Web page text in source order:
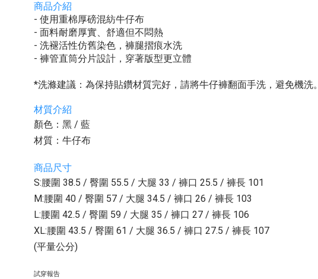
商品介紹
- 使用重棉厚磅混紡牛仔布
- 面料耐磨厚實、舒適但不悶熱
- 洗褪活性仿舊染色，褲腿摺痕水洗
- 褲管直筒分片設計，穿著版型更立體
*洗滌建議：為保持貼鑽材質完好，請將牛仔褲翻面手洗，避免機洗。
材質介紹
顏色：黑 / 藍
材質：牛仔布
商品尺寸
S:腰圍 38.5 / 臀圍 55.5 / 大腿 33 / 褲口 25.5 / 褲長 101
M:腰圍 40 / 臀圍 57 / 大腿 34.5 / 褲口 26 / 褲長 103
L:腰圍 42.5 / 臀圍 59 / 大腿 35 / 褲口 27 / 褲長 106
XL:腰圍 43.5 / 臀圍 61 / 大腿 36.5 / 褲口 27.5 / 褲長 107
(平量公分)
試穿報告